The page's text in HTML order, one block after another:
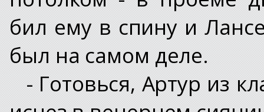
бил ему в спину и
был на самом деле.
- Готовься, Артур из